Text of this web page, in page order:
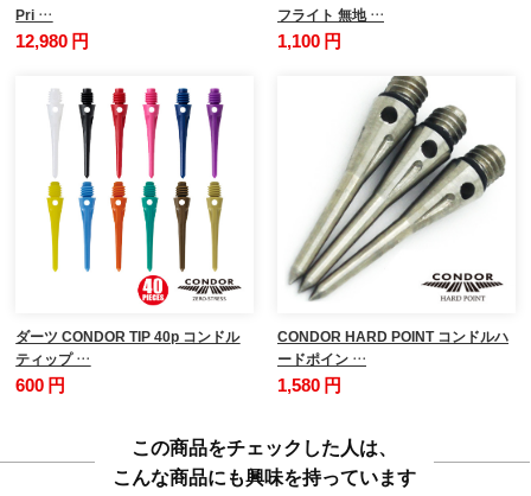
Pri …
12,980 円
フライト 無地 …
1,100 円
ダーツ CONDOR TIP 40p コンドル
ティップ …
600 円
CONDOR HARD POINT コンドルハ
ードポイン …
1,580 円
この商品をチェックした人は、
こんな商品にも興味を持っています